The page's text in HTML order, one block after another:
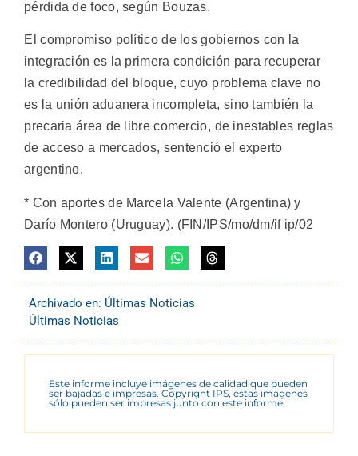
pérdida de foco, según Bouzas.
El compromiso político de los gobiernos con la
integración es la primera condición para recuperar
la credibilidad del bloque, cuyo problema clave no
es la unión aduanera incompleta, sino también la
precaria área de libre comercio, de inestables reglas
de acceso a mercados, sentenció el experto
argentino.
* Con aportes de Marcela Valente (Argentina) y
Darío Montero (Uruguay). (FIN/IPS/mo/dm/if ip/02
Archivado en: Últimas Noticias
Últimas Noticias
Este informe incluye imágenes de calidad que pueden
ser bajadas e impresas. Copyright IPS, estas imágenes
sólo pueden ser impresas junto con este informe